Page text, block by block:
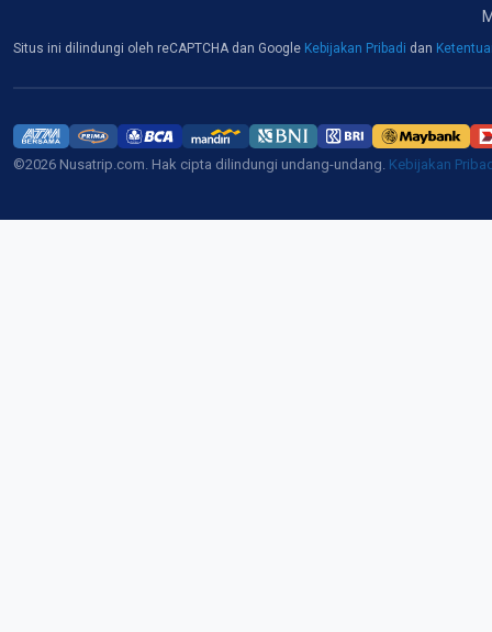
Situs ini dilindungi oleh reCAPTCHA dan Google Kebijakan Pribadi dan
©2026 Nusatrip.com. Hak cipta dilindungi undang-undang. Kebijakan